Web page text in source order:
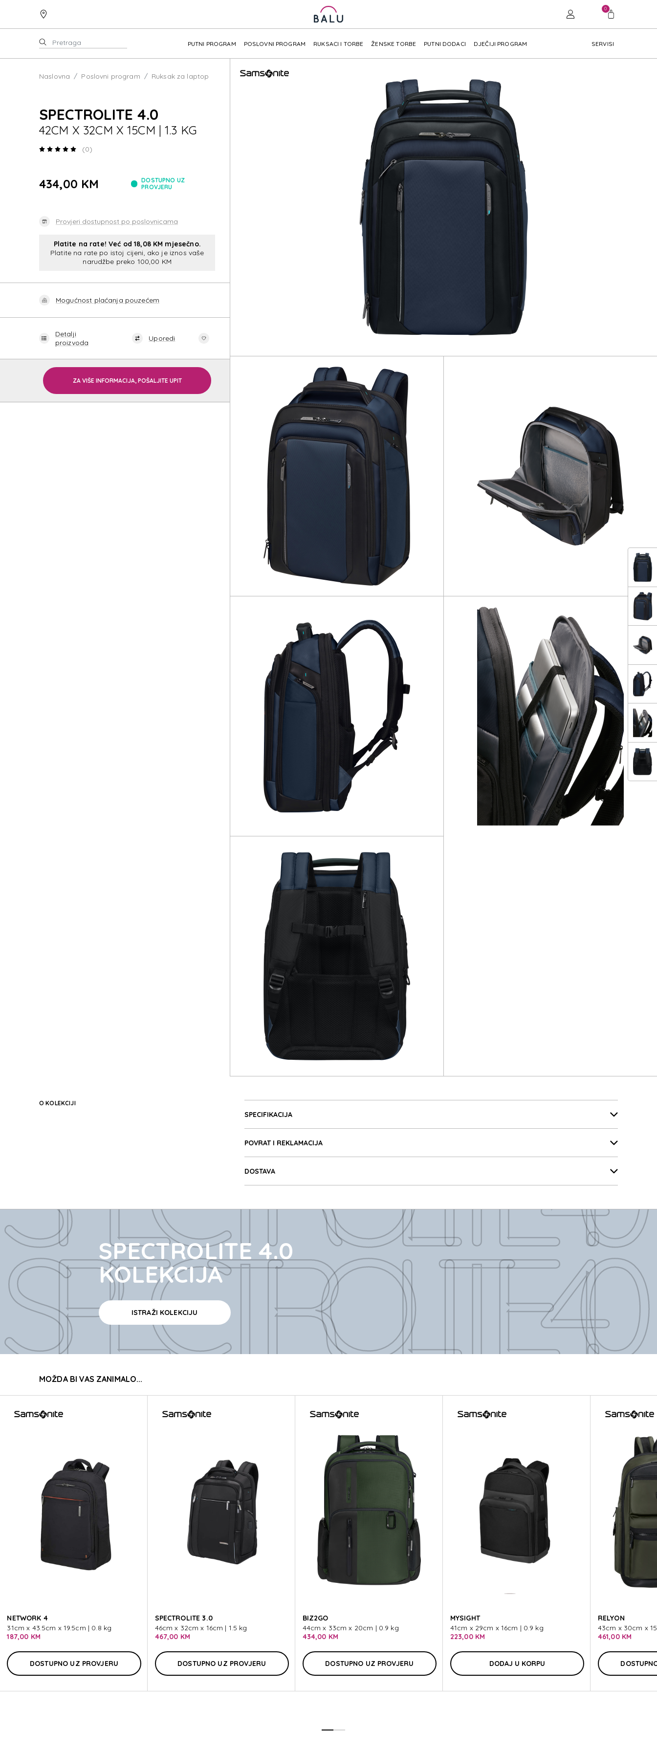
0
PUTNI PROGRAM POSLOVNI PROGRAM RUKSACI I TORBE ŽENSKE TORBE PUTNI DODACI DJEČIJI PROGRAM SERVISI
Naslovna Poslovni program Ruksak za laptop
SPECTROLITE 4.0
42CM X 32CM X 15CM | 1.3 KG
(0)
434,00 KM
DOSTUPNO UZ
PROVJERU
Provjeri dostupnost po poslovnicama
Platite na rate! Već od 18,08 KM mjesečno.
Platite na rate po istoj cijeni, ako je iznos vaše
narudžbe preko 100,00 KM
Mogućnost plaćanja pouzećem
Detalji
proizvoda
Uporedi
ZA VIŠE INFORMACIJA, POŠALJITE UPIT
O KOLEKCIJI Detalji proizvoda
SPECIFIKACIJA
POVRAT I REKLAMACIJA
DOSTAVA
SPECTROLITE 4.0
SPECTROLITE 4.0
SPECTROLITE 4.0
SPECTROLITE 4.0
SPECTROLITE 4.0
SPECTROLITE 4.0
SPECTROLITE 4.0
SPECTROLITE 4.0
SPECTROLITE 4.0
KOLEKCIJA
ISTRAŽI KOLEKCIJU
MOŽDA BI VAS ZANIMALO...
NETWORK 4
31cm x 43.5cm x 19.5cm | 0.8 kg
187,00 KM
DOSTUPNO UZ PROVJERU
SPECTROLITE 3.0
46cm x 32cm x 16cm | 1.5 kg
467,00 KM
DOSTUPNO UZ PROVJERU
BIZ2GO
44cm x 33cm x 20cm | 0.9 kg
434,00 KM
DOSTUPNO UZ PROVJERU
MYSIGHT
41cm x 29cm x 16cm | 0.9 kg
223,00 KM
DODAJ U KORPU
RELYON
43cm x 30cm x
461,00 KM